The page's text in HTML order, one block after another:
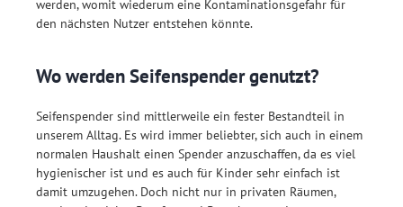
werden, womit wiederum eine Kontaminationsgefahr für
den nächsten Nutzer entstehen könnte.
Wo werden Seifenspender genutzt?
Seifenspender sind mittlerweile ein fester Bestandteil in
unserem Alltag. Es wird immer beliebter, sich auch in einem
normalen Haushalt einen Spender anzuschaffen, da es viel
hygienischer ist und es auch für Kinder sehr einfach ist
damit umzugehen. Doch nicht nur in privaten Räumen,